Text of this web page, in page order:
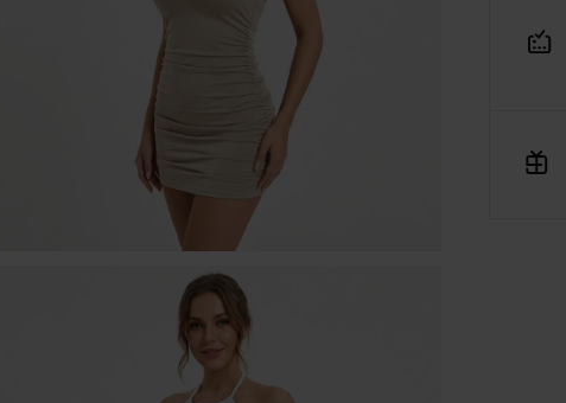
R&B Commerce spółka z ograniczoną odpowiedzialnością,
działająca w charakterze pośrednika umożliwiającego
konsumentom zawieranie umów sprzedaży na odległość z
osobami trzecimi, tj. zewnętrznymi przedsiębiorcami,
niezależnymi od R&B Commerce spółka z ograniczoną
odpowiedzialnością, dalej jako „Sprzedawcy”.
Platforma Verenza.pl prowadzona jest przez R&B Commerce
spółka z ograniczoną odpowiedzialnością jako dostawcę
Umowy zawierane są pomiędzy konsumentami a zewnętrznymi